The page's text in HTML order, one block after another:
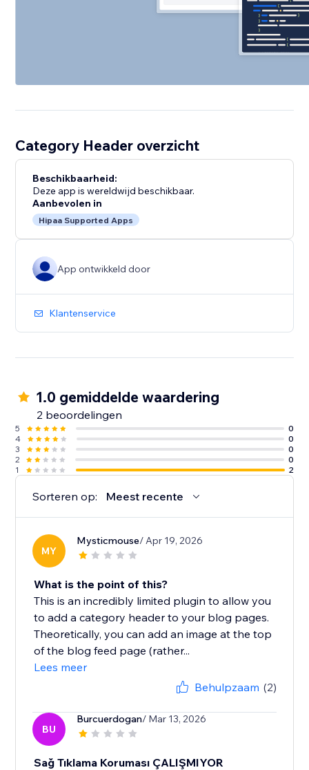
Category Header overzicht
Beschikbaarheid:
Deze app is wereldwijd beschikbaar.
Aanbevolen in
Hipaa Supported Apps
App ontwikkeld door
Klantenservice
1.0 gemiddelde waardering
2 beoordelingen
5
0
4
0
3
0
2
0
1
2
Sorteren op: Meest recente
MY
Mysticmouse/ Apr 19, 2026
What is the point of this?
This is an incredibly limited plugin to allow you
to add a category header to your blog pages.
Theoretically, you can add an image at the top
of the blog feed page (rather...
Lees meer
Behulpzaam (2)
BU
Burcuerdogan/ Mar 13, 2026
Sağ Tıklama Koruması ÇALIŞMIYOR